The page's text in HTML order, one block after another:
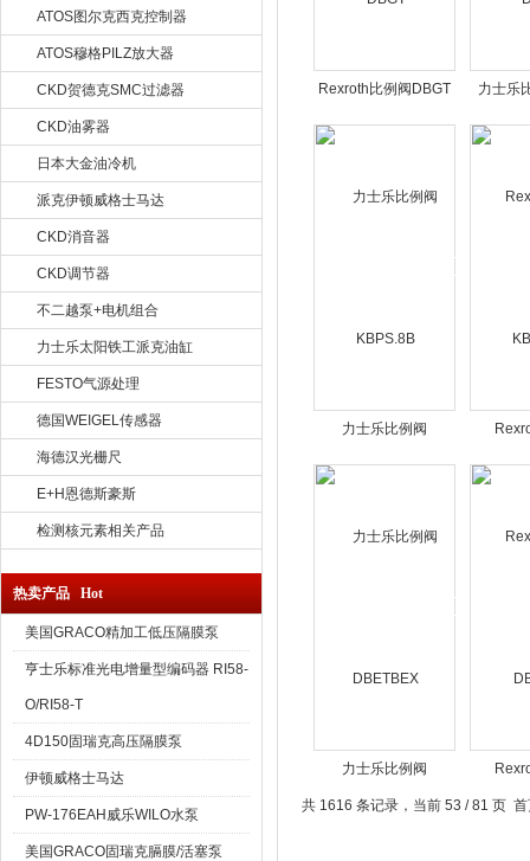
ATOS图尔克西克控制器
ATOS穆格PILZ放大器
CKD贺德克SMC过滤器
CKD油雾器
日本大金油冷机
派克伊顿威格士马达
CKD消音器
CKD调节器
不二越泵+电机组合
力士乐太阳铁工派克油缸
FESTO气源处理
德国WEIGEL传感器
海德汉光栅尺
E+H恩德斯豪斯
检测核元素相关产品
热卖产品 Hot
美国GRACO精加工低压隔膜泵
亨士乐标准光电增量型编码器 RI58-
O/RI58-T
4D150固瑞克高压隔膜泵
伊顿威格士马达
PW-176EAH威乐WILO水泵
美国GRACO固瑞克膈膜/活塞泵
Rexroth比例阀DBGT 力士乐
力士乐比例阀
力士乐比例阀
共 1616 条记录，当前 53 / 81 页